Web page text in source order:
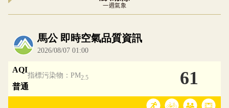
一週氣象
內嵌空氣品質小工具為視覺預覽，完整即時空